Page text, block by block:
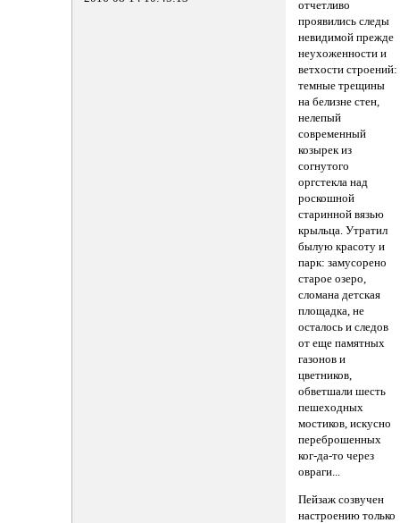
отчетливо
проявились следы
невидимой прежде
неухоженности и
ветхости строений:
темные трещины
на белизне стен,
нелепый
современный
козырек из
согнутого
оргстекла над
роскошной
старинной вязью
крыльца. Утратил
былую красоту и
парк: замусорено
старое озеро,
сломана детская
площадка, не
осталось и следов
от еще памятных
газонов и
цветников,
обветшали шесть
пешеходных
мостиков, искусно
переброшенных
ког-да-то через
овраги...
Пейзаж созвучен
настроению только